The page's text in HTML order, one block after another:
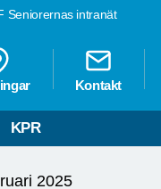
Seniorernas intranät
Kontakt
KPR
2025